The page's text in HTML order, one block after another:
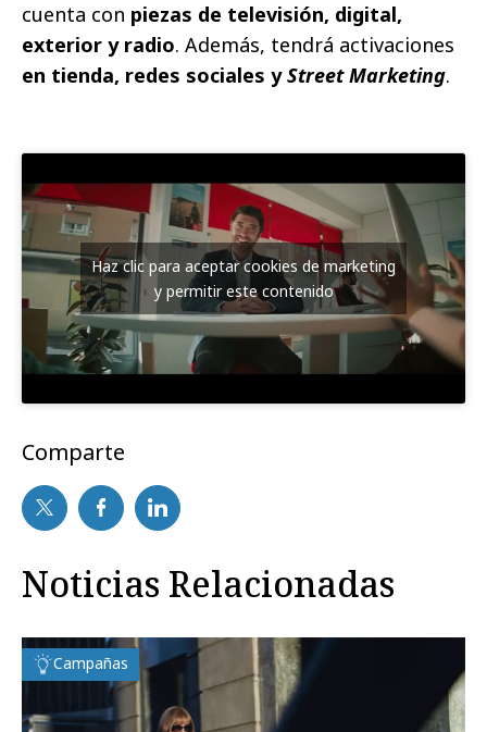
cuenta con piezas de televisión, digital,
exterior y radio. Además, tendrá activaciones
en tienda, redes sociales yStreet Marketing.
Haz clic para aceptar cookies de marketing
y permitir este contenido
Comparte
Noticias Relacionadas
Campañas